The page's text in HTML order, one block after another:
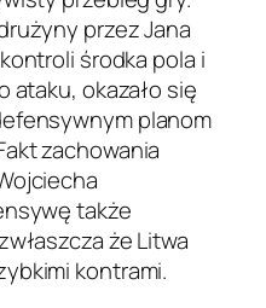
przez Jana
środka pola i
ataku, okazało się
planom
zachowania
także
że Litwa
kontrami.